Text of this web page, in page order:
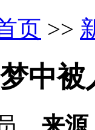
页 >>
中